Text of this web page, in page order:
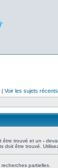
| Voir les sujets récents
être trouvé et un -
doit être trouvé.
partielles.